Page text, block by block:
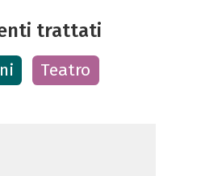
trattati
Teatro